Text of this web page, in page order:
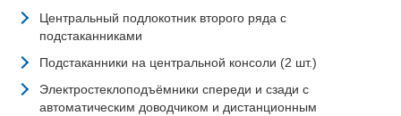
Центральный подлокотник второго ряда с
подстаканниками
Подстаканники на центральной консоли (2 шт.)
Электростеклоподъёмники спереди и сзади с
автоматическим доводчиком и дистанционным